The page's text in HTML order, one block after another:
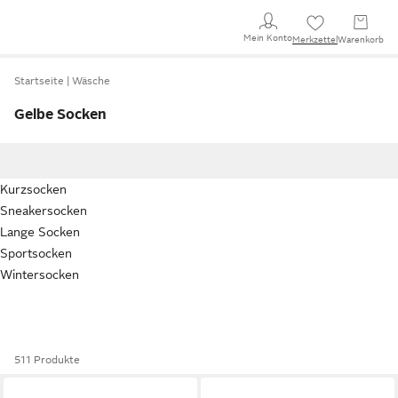
Mein KontoMerkzettel Warenkorb
Startseite Wäsche
Gelbe Socken
Kurzsocken
Sneakersocken
Lange Socken
Sportsocken
Wintersocken
511 Produkte